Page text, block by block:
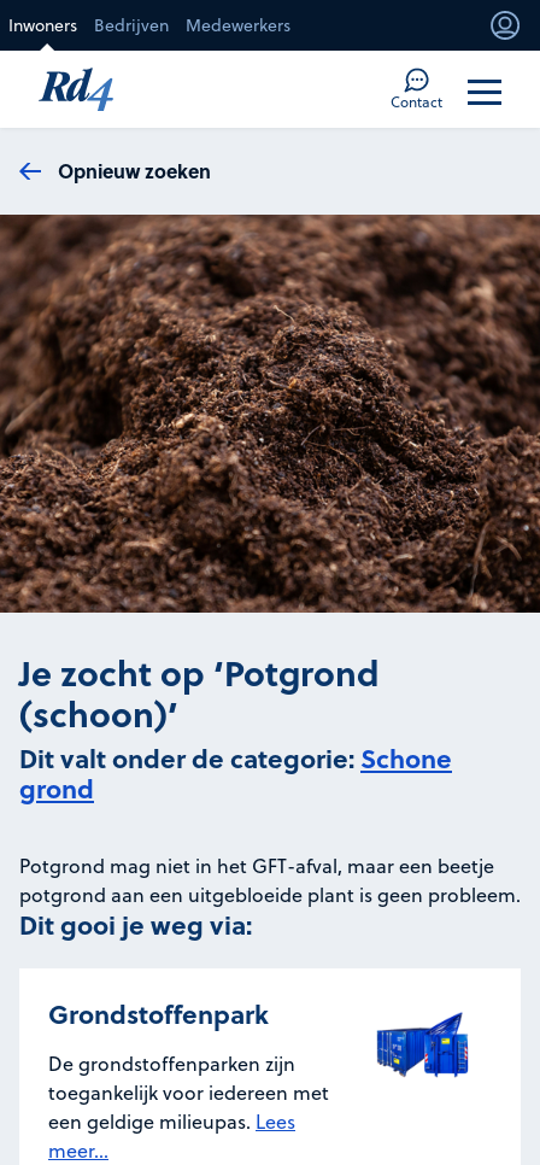
Inwoners Bedrijven Medewerkers
Contact
Opnieuw zoeken
Je zocht op ‘Potgrond
(schoon)’
Dit valt onder de categorie:Schone
grond
Potgrond mag niet in het GFT-afval, maar een beetje
potgrond aan een uitgebloeide plant is geen probleem.
Dit gooi je weg via:
Grondstoffenpark
De grondstoffenparken zijn
toegankelijk voor iedereen met
een geldige milieupas. Lees
meer...